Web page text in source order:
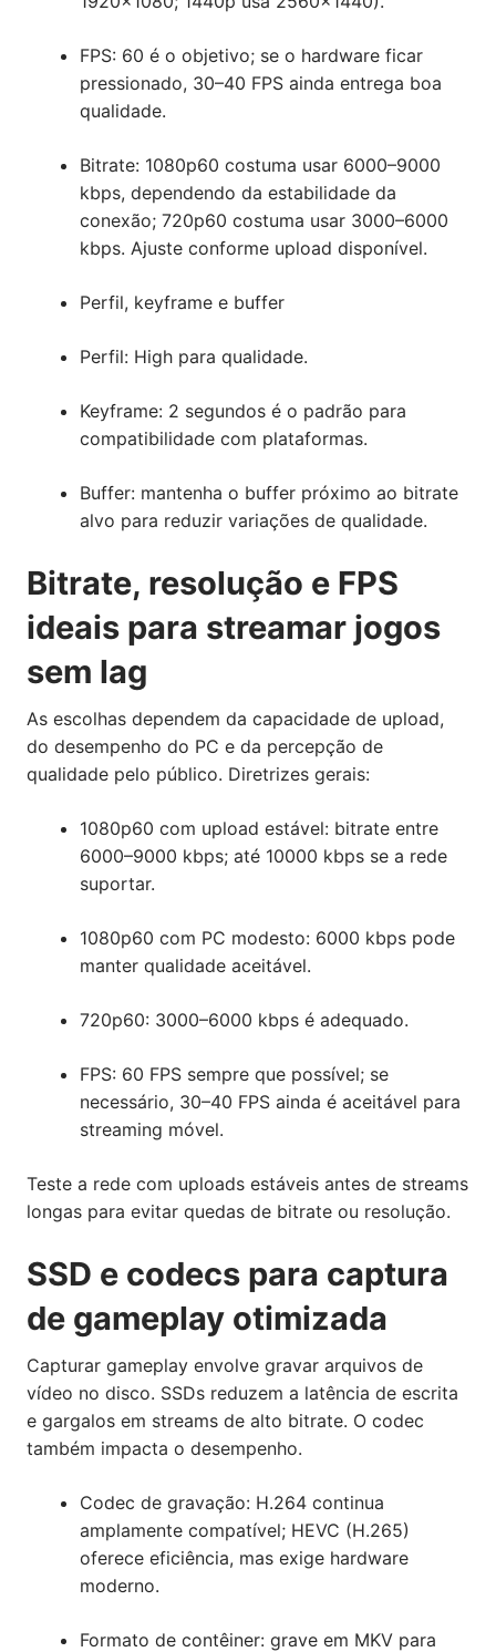
FPS: 60 é o objetivo; se o hardware ficar
pressionado, 30–40 FPS ainda entrega boa
qualidade.
Bitrate: 1080p60 costuma usar 6000–9000
kbps, dependendo da estabilidade da
conexão; 720p60 costuma usar 3000–6000
kbps. Ajuste conforme upload disponível.
Perfil, keyframe e buffer
Perfil: High para qualidade.
Keyframe: 2 segundos é o padrão para
compatibilidade com plataformas.
Buffer: mantenha o buffer próximo ao bitrate
alvo para reduzir variações de qualidade.
Bitrate, resolução e FPS
ideais para streamar jogos
sem lag
As escolhas dependem da capacidade de upload,
do desempenho do PC e da percepção de
qualidade pelo público. Diretrizes gerais:
1080p60 com upload estável: bitrate entre
6000–9000 kbps; até 10000 kbps se a rede
suportar.
1080p60 com PC modesto: 6000 kbps pode
manter qualidade aceitável.
720p60: 3000–6000 kbps é adequado.
FPS: 60 FPS sempre que possível; se
necessário, 30–40 FPS ainda é aceitável para
streaming móvel.
Teste a rede com uploads estáveis antes de streams
longas para evitar quedas de bitrate ou resolução.
SSD e codecs para captura
de gameplay otimizada
Capturar gameplay envolve gravar arquivos de
vídeo no disco. SSDs reduzem a latência de escrita
e gargalos em streams de alto bitrate. O codec
também impacta o desempenho.
Codec de gravação: H.264 continua
amplamente compatível; HEVC (H.265)
oferece eficiência, mas exige hardware
moderno.
Formato de contêiner: grave em MKV para